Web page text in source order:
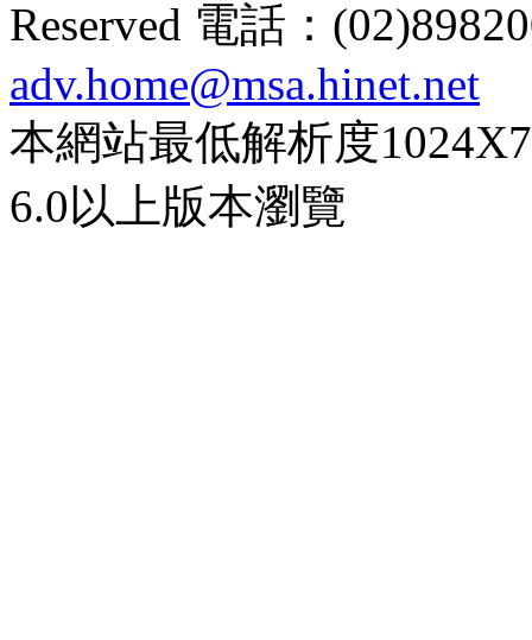
Reserved 電話：
adv.home@msa.hinet.net
本網站最低解析度
6.0以上版本瀏覽